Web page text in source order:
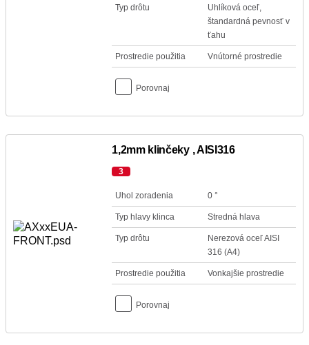
Typ drôtu
Uhlíková oceľ,
štandardná pevnosť v
ťahu
Prostredie použitia Vnútorné prostredie
Porovnaj
1,2mm klinčeky , AISI316
3
Uhol zoradenia 0 °
Typ hlavy klinca Stredná hlava
Typ drôtu
Nerezová oceľ AISI
316 (A4)
Prostredie použitia Vonkajšie prostredie
Porovnaj